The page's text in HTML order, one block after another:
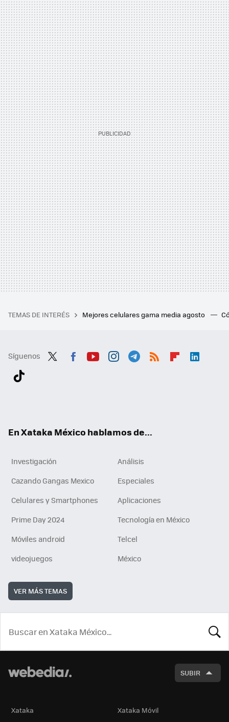
TEMAS DE INTERÉS Mejores celulares gama media agosto
Síguenos
En Xataka México hablamos de...
Investigación
Análisis
Cazando Gangas Mexico
Especiales
Celulares y Smartphones
Aplicaciones
Prime Day 2024
Tecnología en México
Móviles android
Telcel
videojuegos
México
VER MÁS TEMAS
SUBIR
Xataka Xataka Móvil